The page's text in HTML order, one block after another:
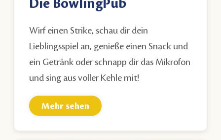
Die BowlingPub
Wirf einen Strike, schau dir dein
Lieblingsspiel an, genieße einen Snack und
ein Getränk oder schnapp dir das Mikrofon
und sing aus voller Kehle mit!
Mehr sehen